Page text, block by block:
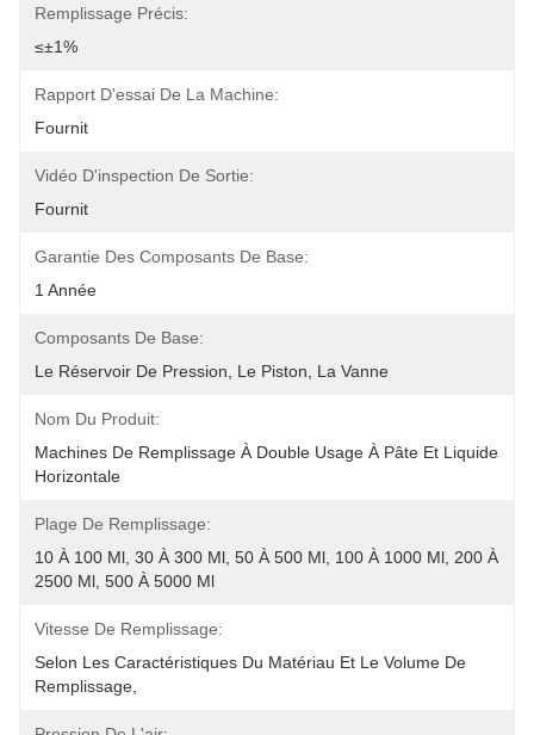
Remplissage Précis:
≤±1%
Rapport D'essai De La Machine:
Fournit
Vidéo D'inspection De Sortie:
Fournit
Garantie Des Composants De Base:
1 Année
Composants De Base:
Le Réservoir De Pression, Le Piston, La Vanne
Nom Du Produit:
Machines De Remplissage À Double Usage À Pâte Et Liquide
Horizontale
Plage De Remplissage:
10 À 100 Ml, 30 À 300 Ml, 50 À 500 Ml, 100 À 1000 Ml, 200 À
2500 Ml, 500 À 5000 Ml
Vitesse De Remplissage:
Selon Les Caractéristiques Du Matériau Et Le Volume De
Remplissage,